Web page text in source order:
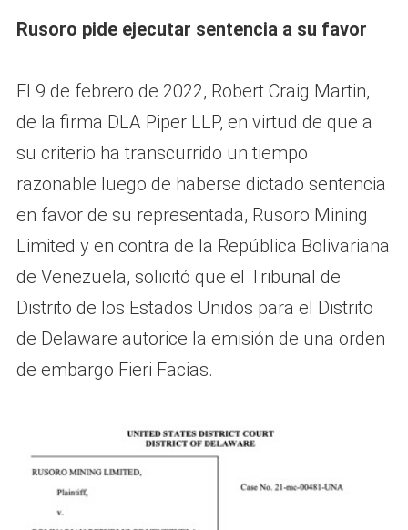
Rusoro pide ejecutar sentencia a su favor
El 9 de febrero de 2022, Robert Craig Martin,
de la firma DLA Piper LLP, en virtud de que a
su criterio ha transcurrido un tiempo
razonable luego de haberse dictado sentencia
en favor de su representada, Rusoro Mining
Limited y en contra de la República Bolivariana
de Venezuela, solicitó que el Tribunal de
Distrito de los Estados Unidos para el Distrito
de Delaware autorice la emisión de una orden
de embargo Fieri Facias.